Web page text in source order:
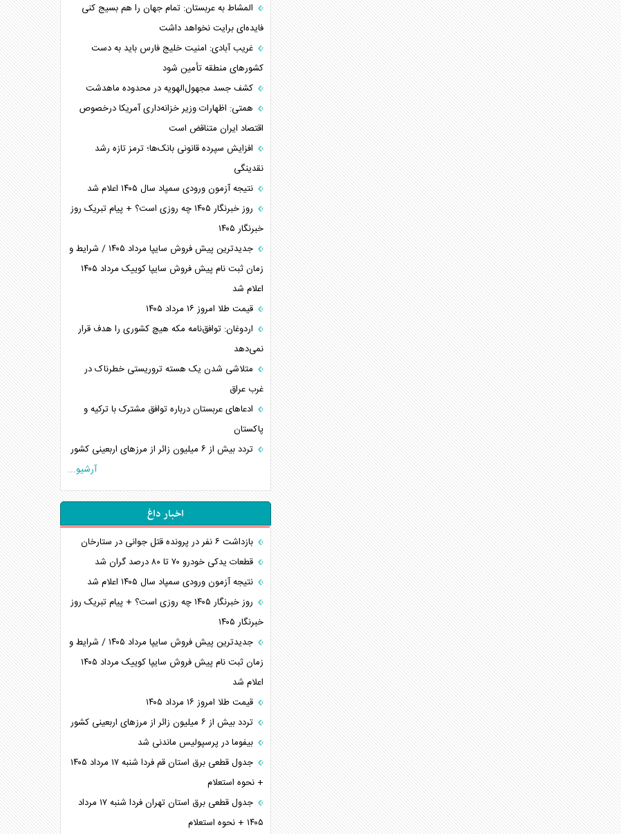
المشاط به عربستان: تمام جهان را هم بسیج کنی
فایده‌ای برایت نخواهد داشت
غریب آبادی: امنیت خلیج فارس باید به دست
کشورهای منطقه تأمین شود
کشف جسد مجهول‌الهویه در محدوده ماهدشت
همتی: اظهارات وزیر خزانه‌داری آمریکا درخصوص
اقتصاد ایران متناقض است
افزایش سپرده قانونی بانک‌ها؛ ترمز تازه رشد
نقدینگی
نتیجه آزمون ورودی سمپاد سال ۱۴۰۵ اعلام شد
روز خبرنگار ۱۴۰۵ چه روزی است؟ + پیام تبریک روز
خبرنگار ۱۴۰۵
جدیدترین پیش فروش سایپا مرداد ۱۴۰۵ / شرایط و
زمان ثبت نام پیش فروش سایپا کوییک مرداد ۱۴۰۵
اعلام شد
قیمت طلا امروز ۱۶ مرداد ۱۴۰۵
اردوغان: توافق‌نامه مکه هیچ کشوری را هدف قرار
نمی‌دهد
متلاشی شدن یک هسته تروریستی خطرناک در
غرب عراق
ادعاهای عربستان درباره توافق مشترک با ترکیه و
پاکستان
تردد بیش از ۶ میلیون زائر از مرزهای اربعینی کشور
آرشیو...
اخبار داغ
بازداشت ۶ نفر در پرونده قتل جوانی در ستارخان
قطعات یدکی خودرو ۷۰ تا ۸۰ درصد گران شد
نتیجه آزمون ورودی سمپاد سال ۱۴۰۵ اعلام شد
روز خبرنگار ۱۴۰۵ چه روزی است؟ + پیام تبریک روز
خبرنگار ۱۴۰۵
جدیدترین پیش فروش سایپا مرداد ۱۴۰۵ / شرایط و
زمان ثبت نام پیش فروش سایپا کوییک مرداد ۱۴۰۵
اعلام شد
قیمت طلا امروز ۱۶ مرداد ۱۴۰۵
تردد بیش از ۶ میلیون زائر از مرزهای اربعینی کشور
بیفوما در پرسپولیس ماندنی شد
جدول قطعی برق استان قم فردا شنبه ۱۷ مرداد ۱۴۰۵
+ نحوه استعلام
جدول قطعی برق استان تهران فردا شنبه ۱۷ مرداد
۱۴۰۵ + نحوه استعلام